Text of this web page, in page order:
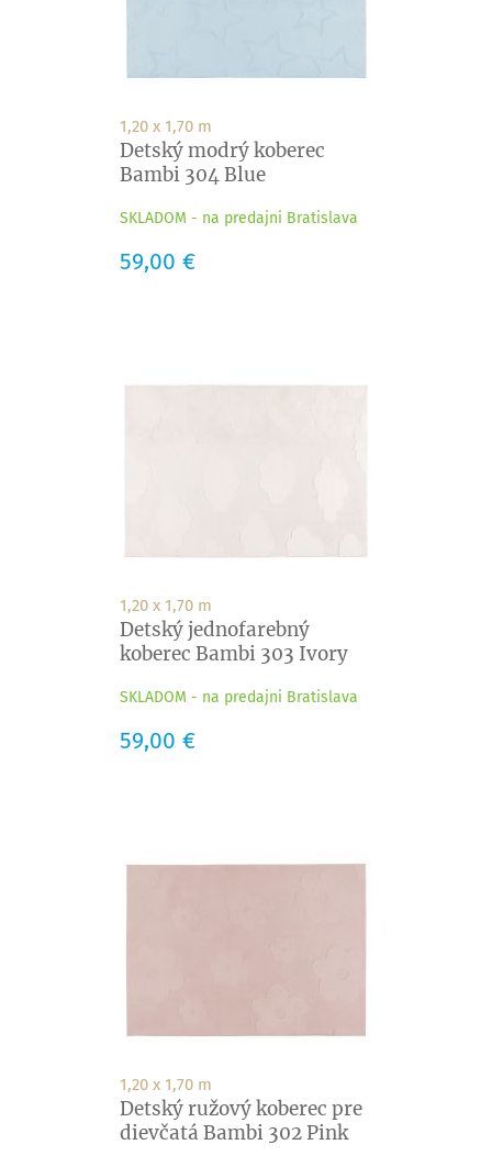
1,20 x 1,70 m
Detský modrý koberec
Bambi 304 Blue
SKLADOM - na predajni Bratislava
Cena
59,00 €
1,20 x 1,70 m
Detský jednofarebný
koberec Bambi 303 Ivory
SKLADOM - na predajni Bratislava
Cena
59,00 €
1,20 x 1,70 m
Detský ružový koberec pre
dievčatá Bambi 302 Pink